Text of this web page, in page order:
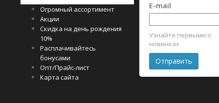
Огромный ассортимент
Акции
Скидка на день рождения
10%
Расплачивайтесь
бонусами
Опт/Прайс-лист
Карта сайта
E-mail
Узнайте первыми о
новинках